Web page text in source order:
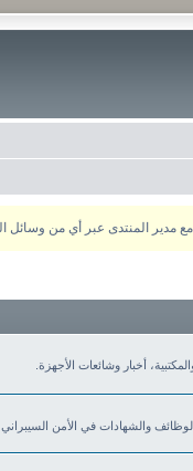
أخبار وشائعات الأجهزة.
والشهادات في الأمن السيبراني